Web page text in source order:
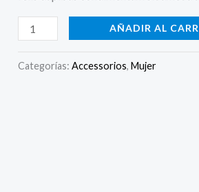
AÑADIR AL
Categorías: Accessorios, Mujer